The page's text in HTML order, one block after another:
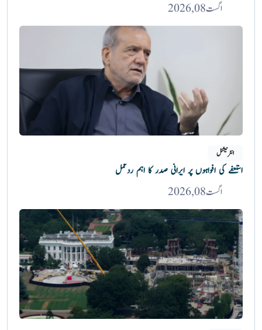
اگست 08, 2026
انٹرنیشنل
استعفے کی افواہوں پر ایرانی صدر کا اہم ردعمل
اگست 08, 2026